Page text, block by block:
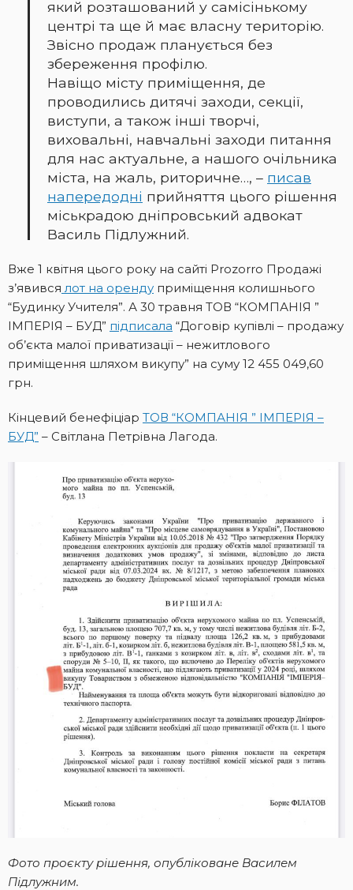
який розташований у самісінькому
центрі та ще й має власну територію.
Звісно продаж планується без
збереження профілю.
Навіщо місту приміщення, де
проводились дитячі заходи, секції,
виступи, а також інші творчі,
виховальні, навчальні заходи питання
для нас актуальне, а нашого очільника
міста, на жаль, риторичне…, – писав
напередодні прийняття цього рішення
міськрадою дніпровський адвокат
Василь Підлужний.
Вже 1 квітня цього року на сайті Prozorro Продажі
з’явився лот на оренду приміщення колишнього
“Будинку Учителя”. А 30 травня ТОВ “КОМПАНІЯ ”
ІМПЕРІЯ – БУД” підписала “Договір купівлі – продажу
об’єкта малої приватизації – нежитлового
приміщення шляхом викупу” на суму 12 455 049,60
грн.
Кінцевий бенефіціар ТОВ “КОМПАНІЯ ” ІМПЕРІЯ –
БУД” – Світлана Петрівна Лагода.
Фото проєкту рішення, опубліковане Василем
Підлужним.